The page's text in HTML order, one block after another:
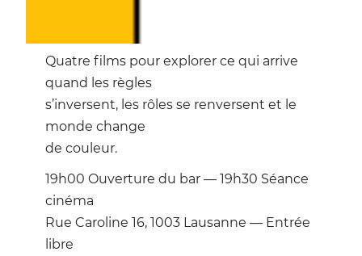
Quatre films pour explorer ce qui arrive
quand les règles
s’inversent, les rôles se renversent et le
monde change
de couleur.
19h00 Ouverture du bar — 19h30 Séance
cinéma
Rue Caroline 16, 1003 Lausanne — Entrée
libre